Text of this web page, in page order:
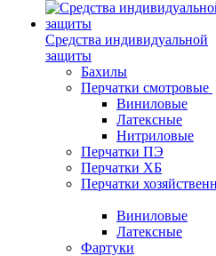
Средства индивидуальной
защиты
Бахилы
Перчатки смотровые
Виниловые
Латексные
Нитриловые
Перчатки ПЭ
Перчатки ХБ
Перчатки
Виниловые
Латексные
Фартуки